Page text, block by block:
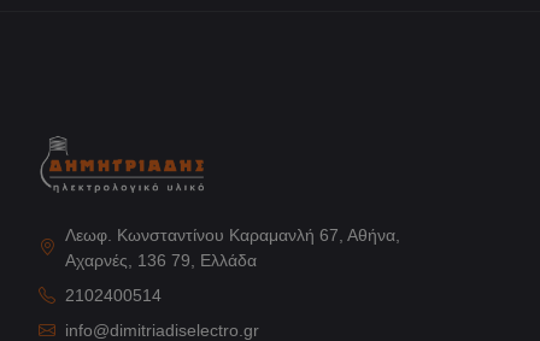
Λεωφ. Κωνσταντίνου Καραμανλή 67, Αθήνα,
Αχαρνές, 136 79, Ελλάδα
2102400514
info@dimitriadiselectro.gr